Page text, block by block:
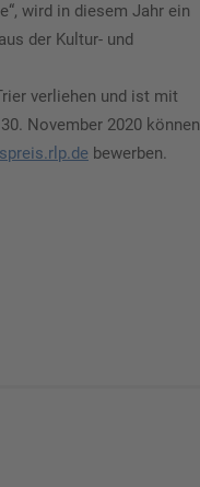
wird in diesem Jahr ein
der Kultur- und
verliehen und ist mit
November 2020 können
bewerben.